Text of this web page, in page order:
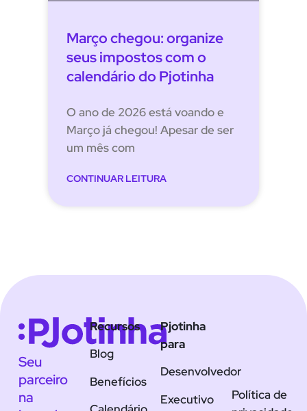
Março chegou: organize
seus impostos com o
calendário do Pjotinha
O ano de 2026 está voando e
Março já chegou! Apesar de ser
um mês com
CONTINUAR LEITURA
Seu
parceiro
na
Recursos
Blog
Benefícios
Pjotinha
para
Desenvolvedor
Executivo
Política de